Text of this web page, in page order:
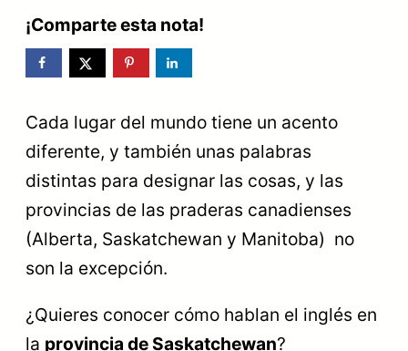
¡Comparte esta nota!
Cada lugar del mundo tiene un acento
diferente, y también unas palabras
distintas para designar las cosas, y las
provincias de las praderas canadienses
(Alberta, Saskatchewan y Manitoba) no
son la excepción.
¿Quieres conocer cómo hablan el inglés en
la provincia de Saskatchewan?